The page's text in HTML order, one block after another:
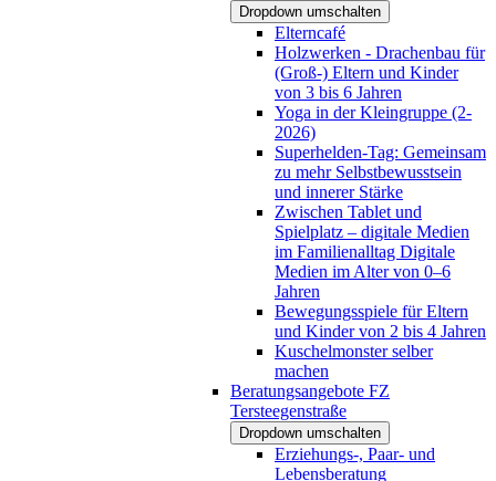
Dropdown umschalten
Elterncafé
Holzwerken - Drachenbau für
(Groß-) Eltern und Kinder
von 3 bis 6 Jahren
Yoga in der Kleingruppe (2-
2026)
Superhelden-Tag: Gemeinsam
zu mehr Selbstbewusstsein
und innerer Stärke
Zwischen Tablet und
Spielplatz – digitale Medien
im Familienalltag Digitale
Medien im Alter von 0–6
Jahren
Bewegungsspiele für Eltern
und Kinder von 2 bis 4 Jahren
Kuschelmonster selber
machen
Beratungsangebote FZ
Tersteegenstraße
Dropdown umschalten
Erziehungs-, Paar- und
Lebensberatung